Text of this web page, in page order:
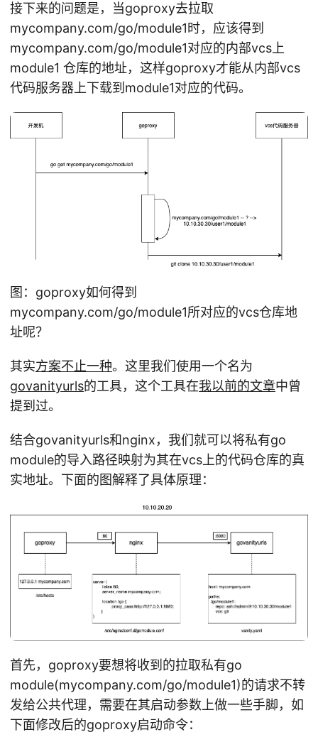
接下来的问题是，当goproxy去拉取
mycompany.com/go/module1时，应该得到
mycompany.com/go/module1对应的内部vcs上
module1 仓库的地址，这样goproxy才能从内部vcs
代码服务器上下载到module1对应的代码。
图：goproxy如何得到
mycompany.com/go/module1所对应的vcs仓库地
址呢？
其实方案不止一种。这里我们使用一个名为
govanityurls的工具，这个工具在我以前的文章中曾
提到过。
结合govanityurls和nginx，我们就可以将私有go
module的导入路径映射为其在vcs上的代码仓库的真
实地址。下面的图解释了具体原理：
首先，goproxy要想将收到的拉取私有go
module(mycompany.com/go/module1)的请求不转
发给公共代理，需要在其启动参数上做一些手脚，如
下面修改后的goproxy启动命令：